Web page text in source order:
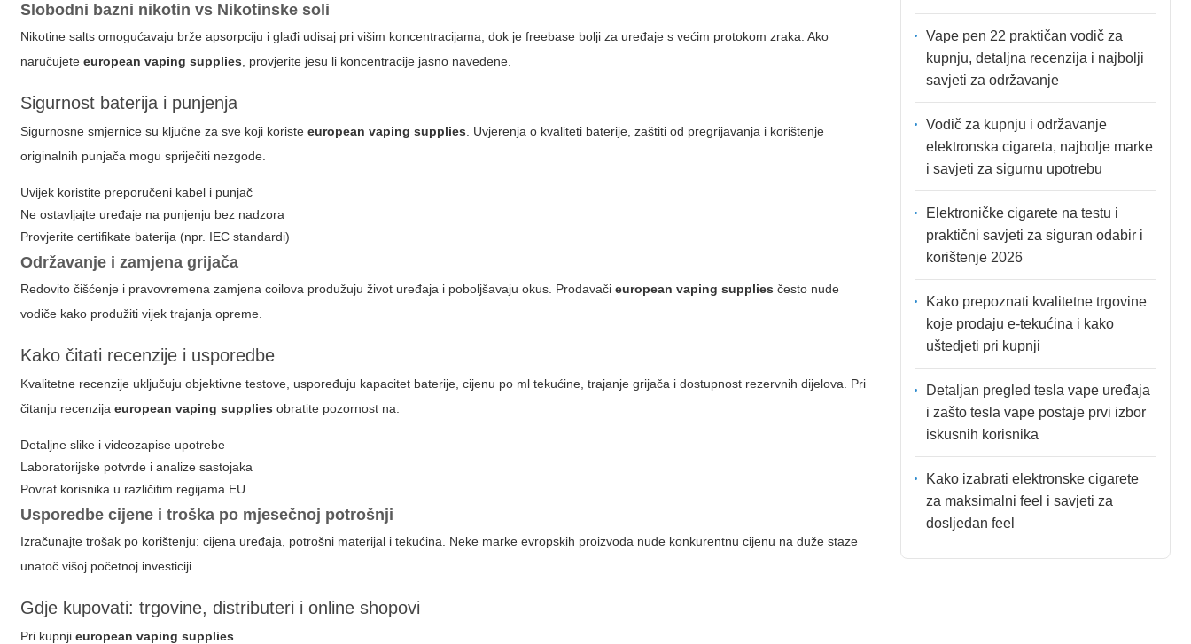
Slobodni bazni nikotin vs Nikotinske soli
Nikotine salts omogućavaju brže apsorpciju i glađi udisaj pri višim koncentracijama, dok je freebase bolji za uređaje s većim protokom zraka. Ako
naručujeteeuropean vaping supplies , provjerite jesu li koncentracije jasno navedene.
Sigurnost baterija i punjenja
Sigurnosne smjernice su ključne za sve koji koristeeuropean vaping supplies . Uvjerenja o kvaliteti baterije, zaštiti od pregrijavanja i korištenje
originalnih punjača mogu spriječiti nezgode.
Uvijek koristite preporučeni kabel i punjač
Ne ostavljajte uređaje na punjenju bez nadzora
Provjerite certifikate baterija (npr. IEC standardi)
Održavanje i zamjena grijača
Redovito čišćenje i pravovremena zamjena coilova produžuju život uređaja i poboljšavaju okus. Prodavačieuropean vaping supplies često nude
vodiče kako produžiti vijek trajanja opreme.
Kako čitati recenzije i usporedbe
Kvalitetne recenzije uključuju objektivne testove, uspoređuju kapacitet baterije, cijenu po ml tekućine, trajanje grijača i dostupnost rezervnih dijelova. Pri
čitanju recenzijaeuropean vaping supplies obratite pozornost na:
Detaljne slike i videozapise upotrebe
Laboratorijske potvrde i analize sastojaka
Povrat korisnika u različitim regijama EU
Usporedbe cijene i troška po mjesečnoj potrošnji
Izračunajte trošak po korištenju: cijena uređaja, potrošni materijal i tekućina. Neke marke evropskih proizvoda nude konkurentnu cijenu na duže staze
unatoč višoj početnoj investiciji.
Gdje kupovati: trgovine, distributeri i online shopovi
Pri kupnjieuropean vaping supplies
Vape pen 22 praktičan vodič za
kupnju, detaljna recenzija i najbolji
savjeti za održavanje
Vodič za kupnju i održavanje
elektronska cigareta, najbolje marke
i savjeti za sigurnu upotrebu
Elektroničke cigarete na testu i
praktični savjeti za siguran odabir i
korištenje 2026
Kako prepoznati kvalitetne trgovine
koje prodaju e-tekućina i kako
uštedjeti pri kupnji
Detaljan pregled tesla vape uređaja
i zašto tesla vape postaje prvi izbor
iskusnih korisnika
Kako izabrati elektronske cigarete
za maksimalni feel i savjeti za
dosljedan feel